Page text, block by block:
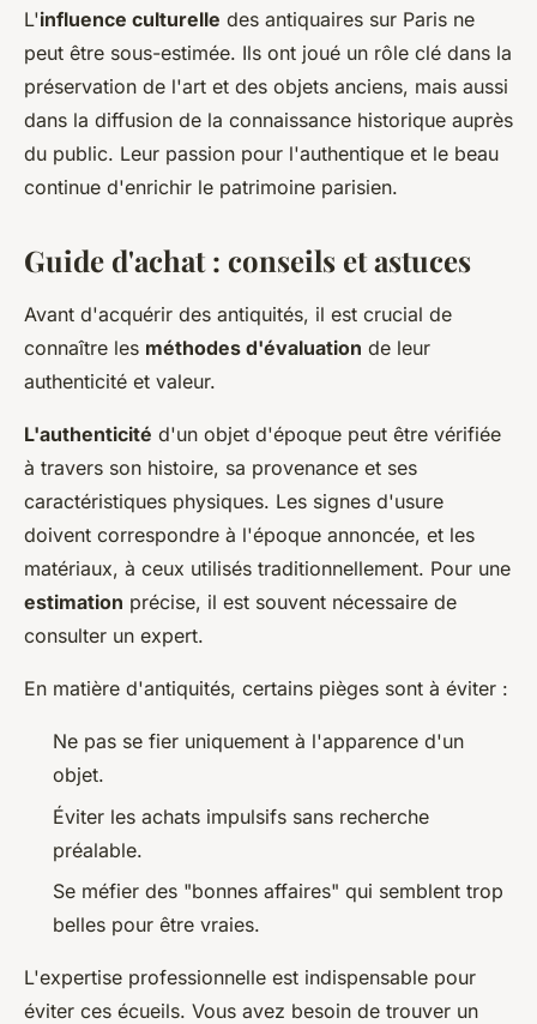
L'influence culturelle des antiquaires sur Paris ne
peut être sous-estimée. Ils ont joué un rôle clé dans la
préservation de l'art et des objets anciens, mais aussi
dans la diffusion de la connaissance historique auprès
du public. Leur passion pour l'authentique et le beau
continue d'enrichir le patrimoine parisien.
Guide d'achat : conseils et astuces
Avant d'acquérir des antiquités, il est crucial de
connaître les méthodes d'évaluation de leur
authenticité et valeur.
L'authenticité d'un objet d'époque peut être vérifiée
à travers son histoire, sa provenance et ses
caractéristiques physiques. Les signes d'usure
doivent correspondre à l'époque annoncée, et les
matériaux, à ceux utilisés traditionnellement. Pour une
estimation précise, il est souvent nécessaire de
consulter un expert.
En matière d'antiquités, certains pièges sont à éviter :
Ne pas se fier uniquement à l'apparence d'un
objet.
Éviter les achats impulsifs sans recherche
préalable.
Se méfier des "bonnes affaires" qui semblent trop
belles pour être vraies.
L'expertise professionnelle est indispensable pour
éviter ces écueils. Vous avez besoin de trouver un